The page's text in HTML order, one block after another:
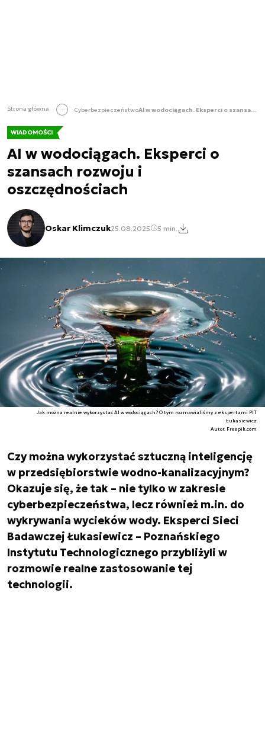
Strona główna Cyberbezpieczeństwo AI w wodociągach. Eksperci o szansach rozwoju i oszczędnościach
WIADOMOŚCI
AI w wodociągach. Eksperci o
szansach rozwoju i
oszczędnościach
Oskar Klimczuk25.08.2025 5 min.
Jak można realnie wykorzystać AI w wodociągach? O tym rozmawialiśmy z ekspertami PIT
Łukasiewicz
Autor. Freepik.com
Czy można wykorzystać sztuczną inteligencję
w przedsiębiorstwie wodno-kanalizacyjnym?
Okazuje się, że tak – nie tylko w zakresie
cyberbezpieczeństwa, lecz również m.in. do
wykrywania wycieków wody. Eksperci Sieci
Badawczej Łukasiewicz – Poznańskiego
Instytutu Technologicznego przybliżyli w
rozmowie realne zastosowanie tej
technologii.